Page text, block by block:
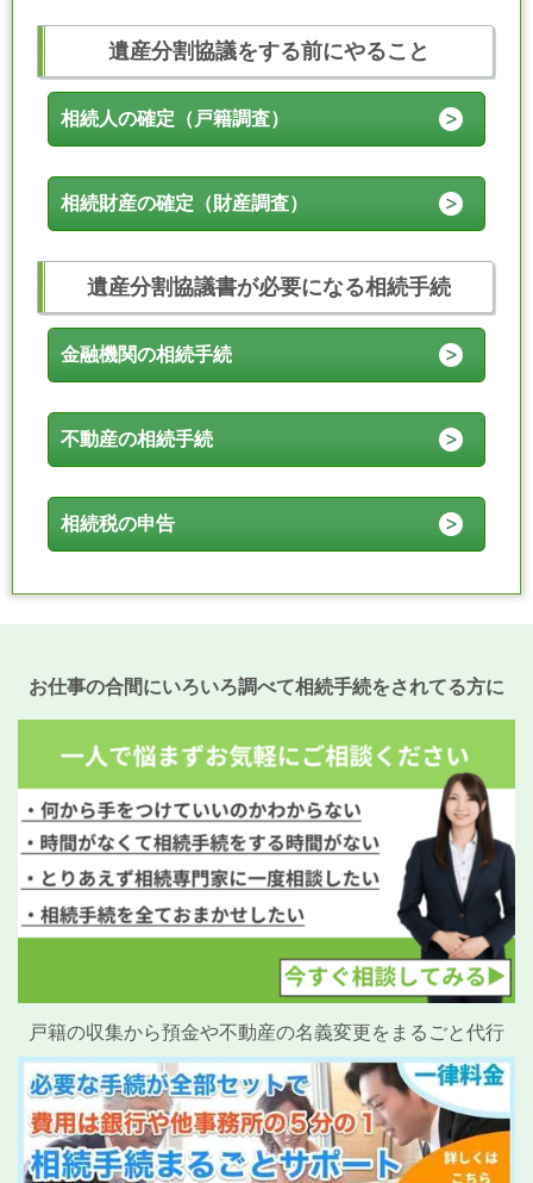
遺産分割協議をする前にやること
相続人の確定（戸籍調査）
相続財産の確定（財産調査）
遺産分割協議書が必要になる相続手続
金融機関の相続手続
不動産の相続手続
相続税の申告
お仕事の合間にいろいろ調べて相続手続をされてる方に
戸籍の収集から預金や不動産の名義変更をまるごと代行